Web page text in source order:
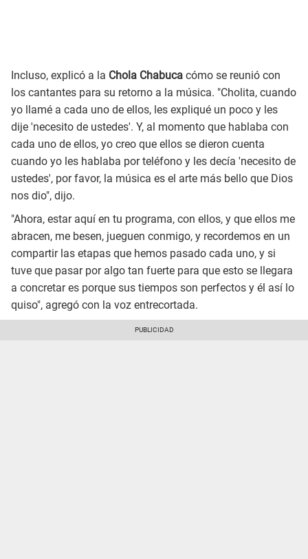
Incluso, explicó a la Chola Chabuca cómo se reunió con
los cantantes para su retorno a la música. "Cholita, cuando
yo llamé a cada uno de ellos, les expliqué un poco y les
dije 'necesito de ustedes'. Y, al momento que hablaba con
cada uno de ellos, yo creo que ellos se dieron cuenta
cuando yo les hablaba por teléfono y les decía 'necesito de
ustedes', por favor, la música es el arte más bello que Dios
nos dio", dijo.
"Ahora, estar aquí en tu programa, con ellos, y que ellos me
abracen, me besen, jueguen conmigo, y recordemos en un
compartir las etapas que hemos pasado cada uno, y si
tuve que pasar por algo tan fuerte para que esto se llegara
a concretar es porque sus tiempos son perfectos y él así lo
quiso", agregó con la voz entrecortada.